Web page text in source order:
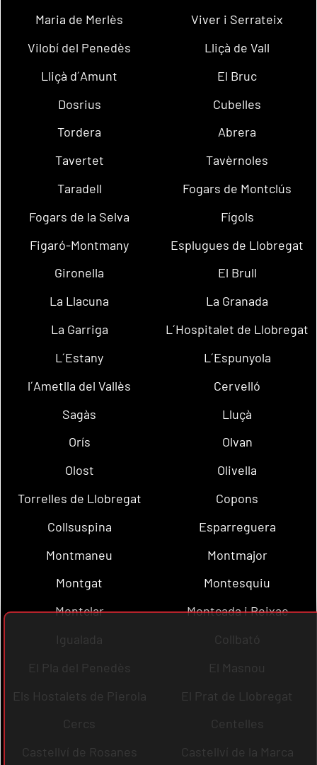
Maria de Merlès
Viver i Serrateix
Vilobí del Penedès
Lliçà de Vall
Lliçà d´Amunt
El Bruc
Dosrius
Cubelles
Tordera
Abrera
Tavertet
Tavèrnoles
Taradell
Fogars de Montclús
Fogars de la Selva
Fígols
Figaró-Montmany
Esplugues de Llobregat
Gironella
El Brull
La Llacuna
La Granada
La Garriga
L´Hospitalet de Llobregat
L´Estany
L´Espunyola
l´Ametlla del Vallès
Cervelló
Sagàs
Lluçà
Orís
Olvan
Olost
Olivella
Torrelles de Llobregat
Copons
Collsuspina
Esparreguera
Montmaneu
Montmajor
Montgat
Montesquiu
Montclar
Montcada i Reixac
Igualada
Collbató
El Pla del Penedès
El Masnou
Els Hostalets de Pierola
El Prat de Llobregat
Cercs
Centelles
Castellví de Rosanes
Castellví de la Marca